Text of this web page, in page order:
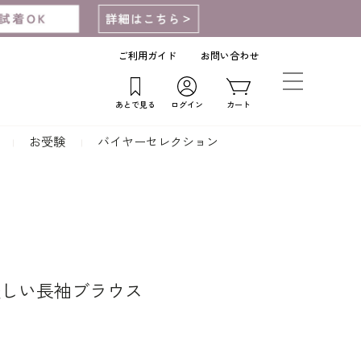
ご利用ガイド お問い合わせ
あとで見る ログイン カート
お受験 バイヤーセレクション
い長袖ブラウス